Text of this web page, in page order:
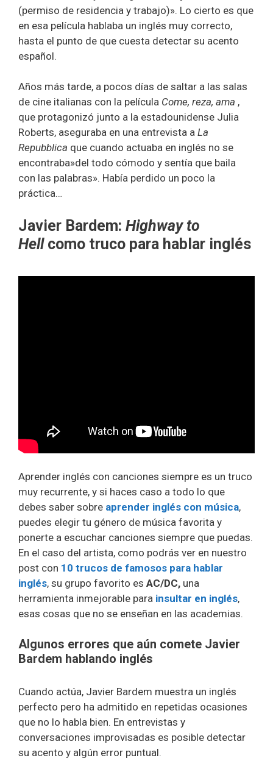
(permiso de residencia y trabajo)». Lo cierto es que
en esa película hablaba un inglés muy correcto,
hasta el punto de que cuesta detectar su acento
español.
Años más tarde, a pocos días de saltar a las salas
de cine italianas con la película Come, reza, ama ,
que protagonizó junto a la estadounidense Julia
Roberts, aseguraba en una entrevista a La
Repubblica que cuando actuaba en inglés no se
encontraba»del todo cómodo y sentía que baila
con las palabras». Había perdido un poco la
práctica…
Javier Bardem: Highway to
Hellcomo truco para hablar inglés
Aprender inglés con canciones siempre es un truco
muy recurrente, y si haces caso a todo lo que
debes saber sobre aprender inglés con música,
puedes elegir tu género de música favorita y
ponerte a escuchar canciones siempre que puedas.
En el caso del artista, como podrás ver en nuestro
post con 10 trucos de famosos para hablar
inglés, su grupo favorito es AC/DC, una
herramienta inmejorable para insultar en inglés,
esas cosas que no se enseñan en las academias.
Algunos errores que aún comete Javier
Bardem hablando inglés
Cuando actúa, Javier Bardem muestra un inglés
perfecto pero ha admitido en repetidas ocasiones
que no lo habla bien. En entrevistas y
conversaciones improvisadas es posible detectar
su acento y algún error puntual.